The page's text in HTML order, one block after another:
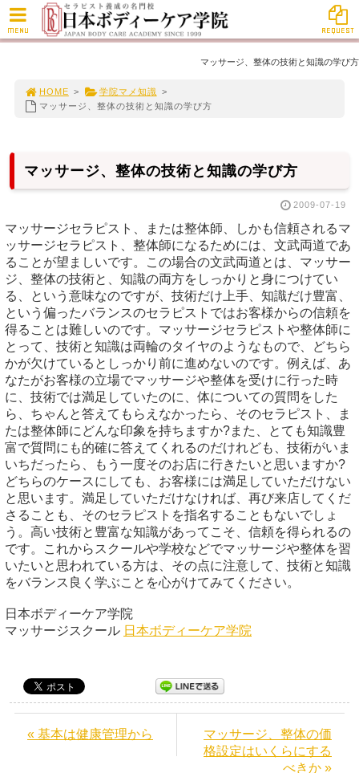
マッサージ、整体の技術と知識の学び方
HOME > 学院マメ知識
>
マッサージ、整体の技術と知識の学び方
マッサージ、整体の技術と知識の学び方
2009-07-19
マッサージセラピスト、または整体師、しかも信頼されるマ
ッサージセラピスト、整体師になるためには、文武両道であ
ることが望ましいです。この場合の文武両道とは、マッサー
ジ、整体の技術と、知識の両方をしっかりと身につけてい
る、という意味なのですが、技術だけ上手、知識だけ豊富、
という偏ったバランスのセラピストではお客様からの信頼を
得ることは難しいのです。マッサージセラピストや整体師に
とって、技術と知識は両輪のタイヤのようなもので、どちら
かが欠けているとしっかり前に進めないのです。例えば、あ
なたがお客様の立場でマッサージや整体を受けに行った時
に、技術では満足していたのに、体についての質問をした
ら、ちゃんと答えてもらえなかったら、そのセラピスト、ま
たは整体師にどんな印象を持ちますか?また、とても知識豊
富で質問にも的確に答えてくれるのだけれども、技術がいま
いちだったら、もう一度そのお店に行きたいと思いますか?
どちらのケースにしても、お客様には満足していただけない
と思います。満足していただけなければ、再び来店してくだ
さることも、そのセラピストを指名することもないでしょ
う。高い技術と豊富な知識があってこそ、信頼を得られるの
です。これからスクールや学校などでマッサージや整体を習
いたいと思われている方は、その点に注意して、技術と知識
をバランス良く学ぶことを心がけてみてください。
日本ボディーケア学院
マッサージスクール 日本ボディーケア学院
« 基本は健康管理から
マッサージ、整体の価
格設定はいくらにする
べきか »
MENU REQUEST